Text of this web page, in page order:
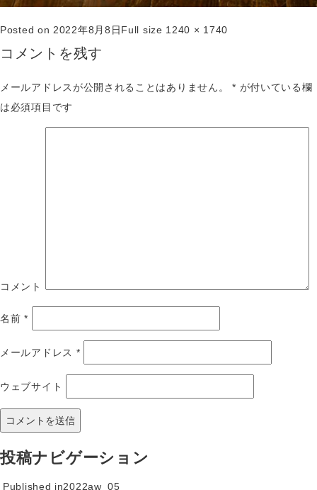
Posted on 2022年8月8日Full size 1240 × 1740
コメントを残す
メールアドレスが公開されることはありません。 * が付いている欄
は必須項目です
コメント
名前*
メールアドレス *
ウェブサイト
投稿ナビゲーション
Published in2022aw_05